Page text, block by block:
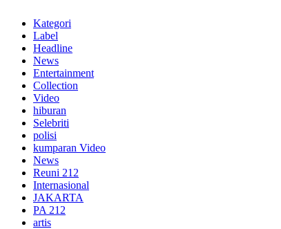
Kategori
Label
Headline
News
Entertainment
Collection
Video
hiburan
Selebriti
polisi
kumparan Video
News
Reuni 212
Internasional
JAKARTA
PA 212
artis